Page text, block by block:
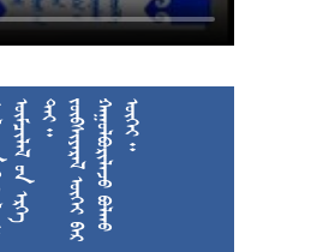
 






































 